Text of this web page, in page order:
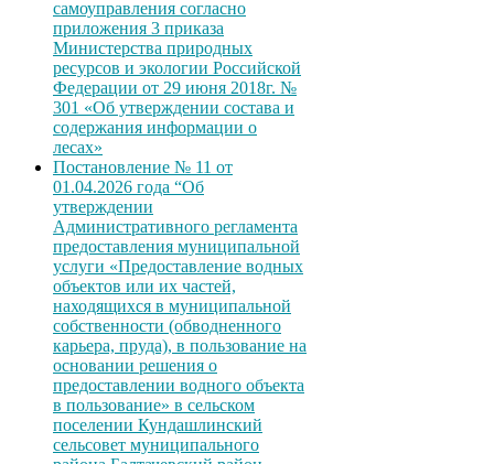
самоуправления согласно
приложения 3 приказа
Министерства природных
ресурсов и экологии Российской
Федерации от 29 июня 2018г. №
301 «Об утверждении состава и
содержания информации о
лесах»
Постановление № 11 от
01.04.2026 года “Об
утверждении
Административного регламента
предоставления муниципальной
услуги «Предоставление водных
объектов или их частей,
находящихся в муниципальной
собственности (обводненного
карьера, пруда), в пользование на
основании решения о
предоставлении водного объекта
в пользование» в сельском
поселении Кундашлинский
сельсовет муниципального